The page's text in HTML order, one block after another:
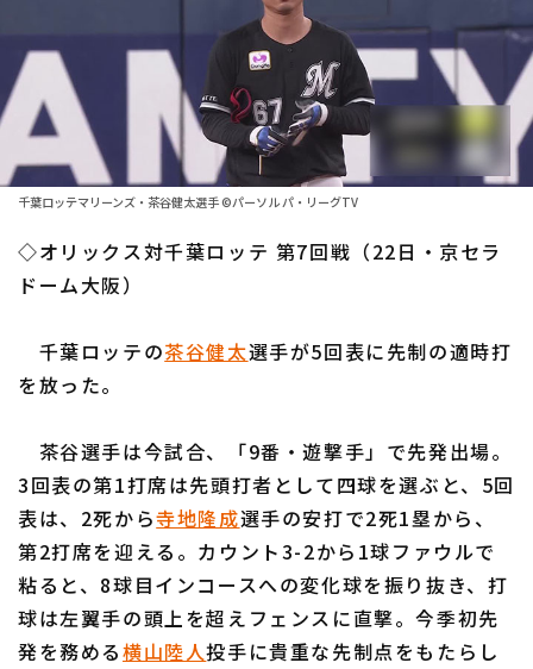
順位表･成績
1軍公式戦
ファーム東地区
ファーム西地区
選手名鑑
選手名鑑トップ
北海道日本ハムファイターズ
東北楽天ゴールデンイーグルス
埼玉西武ライオンズ
オリックス・バファローズ
福岡ソフトバンクホークス
ニュース
設定
千葉ロッテマリーンズ・茶谷健太選手 ©パーソル パ・リーグTV
◇オリックス対千葉ロッテ 第7回戦（22日・京セラ
ドーム大阪）
千葉ロッテの茶谷健太選手が5回表に先制の適時打
を放った。
茶谷選手は今試合、「9番・遊撃手」で先発出場。
3回表の第1打席は先頭打者として四球を選ぶと、5回
表は、2死から寺地隆成選手の安打で2死1塁から、
第2打席を迎える。カウント3-2から1球ファウルで
粘ると、8球目インコースへの変化球を振り抜き、打
球は左翼手の頭上を超えフェンスに直撃。今季初先
発を務める横山陸人投手に貴重な先制点をもたらし